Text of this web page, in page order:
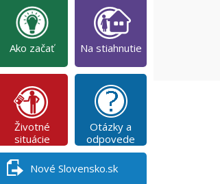
Ako začať Na stiahnutie
Životné
situácie
Otázky a
odpovede
Nové Slovensko.sk